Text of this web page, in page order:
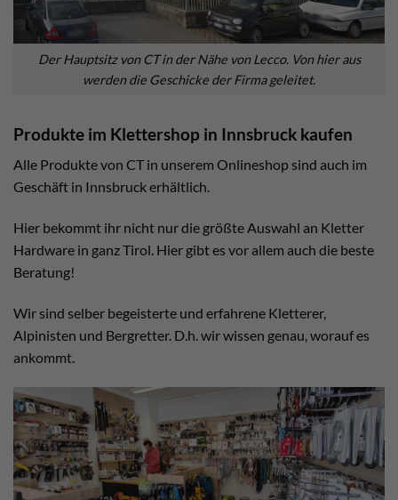
Der Hauptsitz von CT in der Nähe von Lecco. Von hier aus
werden die Geschicke der Firma geleitet.
Produkte im Klettershop in Innsbruck kaufen
Alle Produkte von CT in unserem Onlineshop sind auch im
Geschäft in Innsbruck erhältlich.
Hier bekommt ihr nicht nur die größte Auswahl an Kletter
Hardware in ganz Tirol. Hier gibt es vor allem auch die beste
Beratung!
Wir sind selber begeisterte und erfahrene Kletterer,
Alpinisten und Bergretter. D.h. wir wissen genau, worauf es
ankommt.